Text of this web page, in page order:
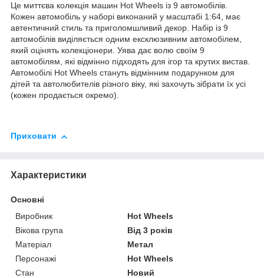
Це миттєва колекція машин Hot Wheels із 9 автомобілів.
Кожен автомобіль у наборі виконаний у масштабі 1:64, має
автентичний стиль та приголомшливий декор. Набір із 9
автомобілів виділяється одним ексклюзивним автомобілем,
який оцінять колекціонери. Уява дає волю своїм 9
автомобілям, які відмінно підходять для ігор та крутих вистав.
Автомобілі Hot Wheels стануть відмінним подарунком для
дітей та автолюбителів різного віку, які захочуть зібрати їх усі
(кожен продається окремо).
Приховати
Характеристики
Основні
Виробник
Hot Wheels
Вікова група
Від 3 років
Матеріал
Метал
Персонажі
Hot Wheels
Стан
Новий